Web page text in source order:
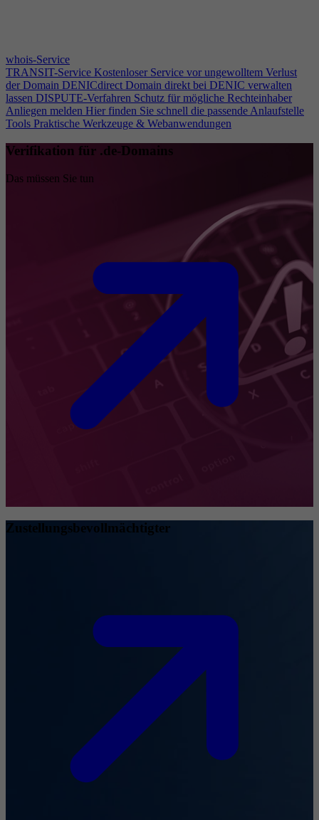
whois-Service
TRANSIT-Service Kostenloser Service vor ungewolltem Verlust
der Domain DENICdirect Domain direkt bei DENIC verwalten
lassen DISPUTE-Verfahren Schutz für mögliche Rechteinhaber
Anliegen melden Hier finden Sie schnell die passende Anlaufstelle
Tools Praktische Werkzeuge & Webanwendungen
Verifikation für .de-Domains
Das müssen Sie tun
Zustellungsbevollmächtigter